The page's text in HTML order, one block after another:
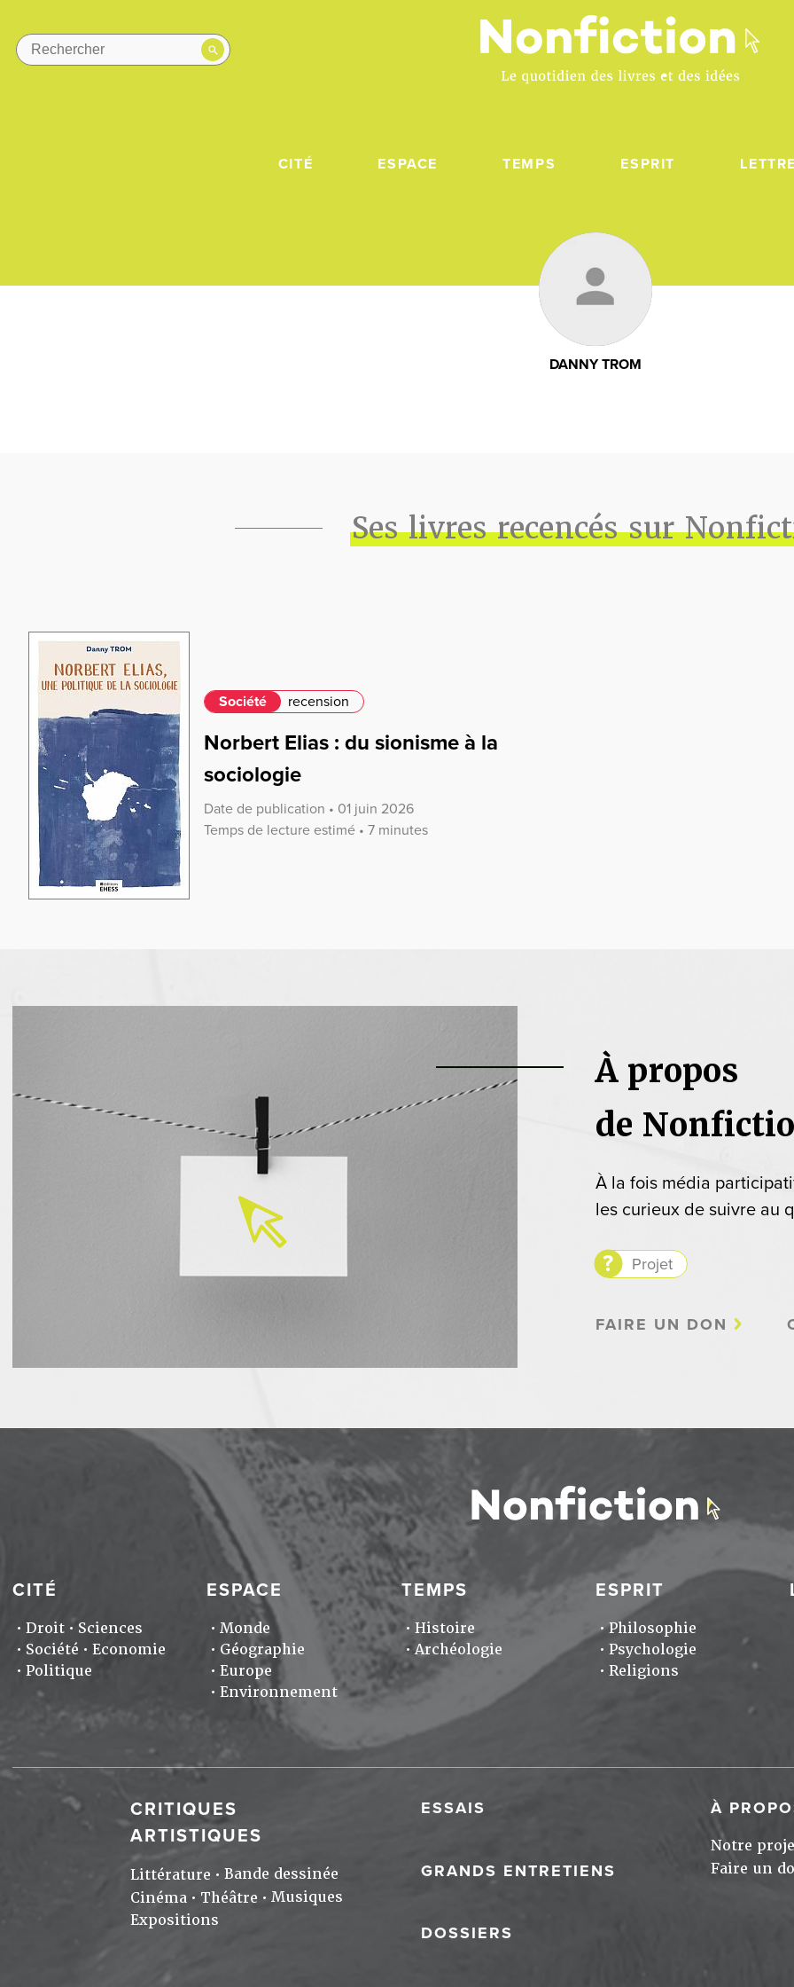
CITÉ ESPACE TEMPS ESPRIT
DANNY TROM
Ses livres recencés sur
Société recension
Norbert Elias : du sionisme à la
sociologie
Date de publication • 01 juin 2026
Temps de lecture estimé • 7 minutes
À propos
de
À la fois média
les curieux de suivre au
Projet
FAIRE UN DON
CITÉ
Droit
Sciences
Société
Economie
Politique
ESPACE
Monde
Géographie
Europe
Environnement
TEMPS
Histoire
Archéologie
ESPRIT
Philosophie
Psychologie
Religions
CRITIQUES
ARTISTIQUES
Littérature
Bande dessinée
Cinéma
Théâtre
Musiques
Expositions
ESSAIS
GRANDS ENTRETIENS
DOSSIERS
À
Notre
Faire un